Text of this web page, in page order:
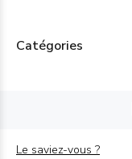
Catégories
Le saviez-vous ?